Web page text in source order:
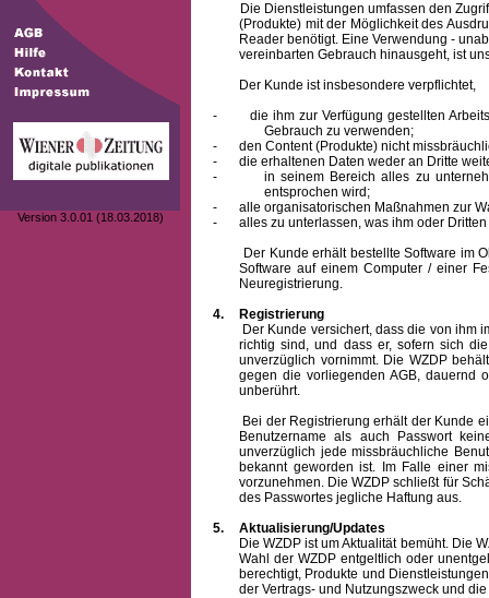
Version 3.0.01 (18.03.2018)
Die Dienstleistungen umfassen den Zugriff
(Produkte) mit der Möglichkeit des
Reader benötigt. Eine Verwendung -
vereinbarten Gebrauch hinausgeht, ist
Der Kunde ist insbesondere verpflichtet,
-
die ihm zur Verfügung gestellten
Gebrauch zu verwenden;
-
den Content (Produkte) nicht
-
die erhaltenen Daten weder an Dritte
-
in seinem Bereich alles zu
entsprochen wird;
-
alle organisatorischen Maßnahmen zur
-
alles zu unterlassen, was ihm oder
Der Kunde erhält bestellte Software im
Software auf einem Computer / einer
Neuregistrierung.
4.
Registrierung
Der Kunde versichert, dass die von ihm
richtig sind, und dass er, sofern sich
unverzüglich vornimmt. Die WZDP
gegen die vorliegenden AGB, dauernd
unberührt.
Bei der Registrierung erhält der Kunde
Benutzernameals auch Passwort
unverzüglich jede missbräuchliche
bekannt geworden ist. Im Falle einer
vorzunehmen. Die WZDP schließt für
des Passwortes jegliche Haftung aus.
5.
Aktualisierung/Updates
Die WZDP ist um Aktualität bemüht. Die
Wahl der WZDP entgeltlich oder
berechtigt, Produkte und
der Vertrags- und Nutzungszweck und